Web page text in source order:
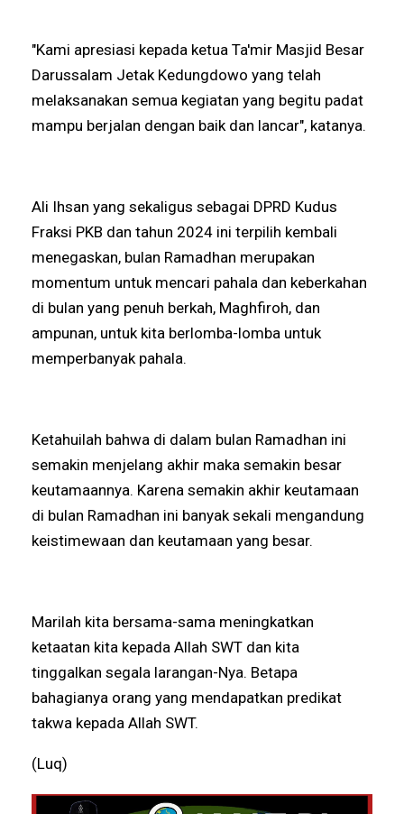
"Kami apresiasi kepada ketua Ta'mir Masjid Besar
Darussalam Jetak Kedungdowo yang telah
melaksanakan semua kegiatan yang begitu padat
mampu berjalan dengan baik dan lancar", katanya.
Ali Ihsan yang sekaligus sebagai DPRD Kudus
Fraksi PKB dan tahun 2024 ini terpilih kembali
menegaskan, bulan Ramadhan merupakan
momentum untuk mencari pahala dan keberkahan
di bulan yang penuh berkah, Maghfiroh, dan
ampunan, untuk kita berlomba-lomba untuk
memperbanyak pahala.
Ketahuilah bahwa di dalam bulan Ramadhan ini
semakin menjelang akhir maka semakin besar
keutamaannya. Karena semakin akhir keutamaan
di bulan Ramadhan ini banyak sekali mengandung
keistimewaan dan keutamaan yang besar.
Marilah kita bersama-sama meningkatkan
ketaatan kita kepada Allah SWT dan kita
tinggalkan segala larangan-Nya. Betapa
bahagianya orang yang mendapatkan predikat
takwa kepada Allah SWT.
(Luq)